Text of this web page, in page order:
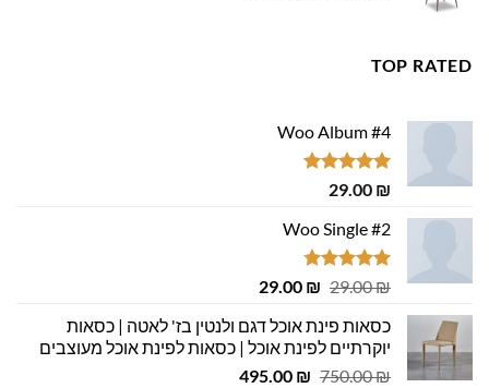
TOP RATED
Woo Album #4
דורג5.00
29.00 ₪
Woo Single #2
דורג4.75
29.00₪
המחיר
היה:
29.00 ₪.
29.00 ₪
המחיר
הוא:
29.00 ₪.
כסאות פינת אוכל דגם ולנטין בז' לאטה | כסאות
יוקרתיים לפינת אוכל | כסאות לפינת אוכל מעוצבים
750.00₪
המחיר
495.00 ₪
המחיר